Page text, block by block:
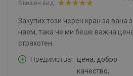
Външен вид:
Закупих този черен кран за вана
наем, така че ми беше важна
страхотен.
Предимства
цена, добро
качество,